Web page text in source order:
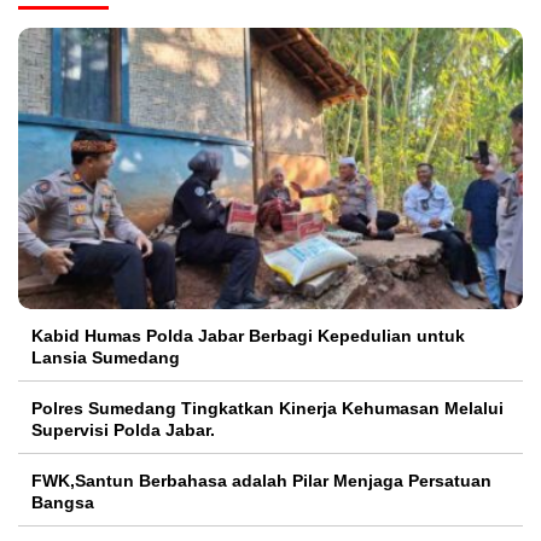
Kabid Humas Polda Jabar Berbagi Kepedulian untuk
Lansia Sumedang
Polres Sumedang Tingkatkan Kinerja Kehumasan Melalui
Supervisi Polda Jabar.
FWK,Santun Berbahasa adalah Pilar Menjaga Persatuan
Bangsa